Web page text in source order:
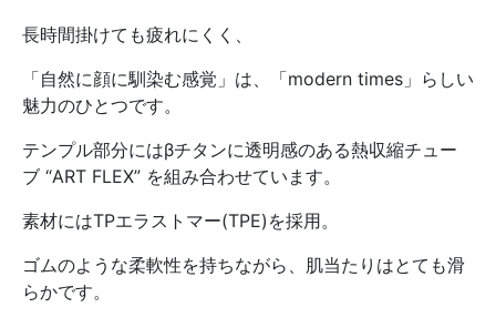
長時間掛けても疲れにくく、
「自然に顔に馴染む感覚」は、「modern times」らしい
魅力のひとつです。
テンプル部分にはβチタンに透明感のある熱収縮チュー
ブ “ART FLEX” を組み合わせています。
素材にはTPエラストマー(TPE)を採用。
ゴムのような柔軟性を持ちながら、肌当たりはとても滑
らかです。